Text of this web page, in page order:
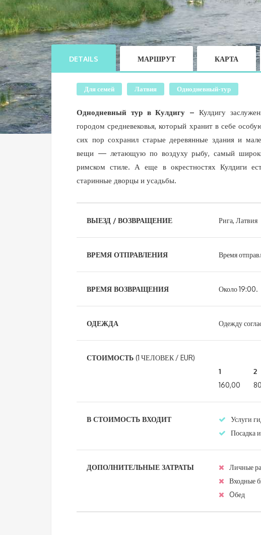
DETAILS МАРШРУТ КАРТА
Для семей Латвия Однодневный-тур
Однодневный тур в Кулдигу – Кулдигу
городом средневековья, который хранит в себе
сих пор сохранил старые деревянные здания и
вещи — летающую по воздуху рыбу, самый
римском стиле. А еще в окрестностях Кулдиги
старинные дворцы и усадьбы.
ВЫЕЗД / ВОЗВРАЩЕНИЕ Рига, Латвия
ВРЕМЯ ОТПРАВЛЕНИЯ Время
ВРЕМЯ ВОЗВРАЩЕНИЯ Около 19:00.
ОДЕЖДА Одежду
СТОИМОСТЬ (1 ЧЕЛОВЕК / EUR)
1
2
160,00
В СТОИМОСТЬ ВХОДИТ Услуги
Посадка
ДОПОЛНИТЕЛЬНЫЕ ЗАТРАТЫ
Личные
Входные
Oбед